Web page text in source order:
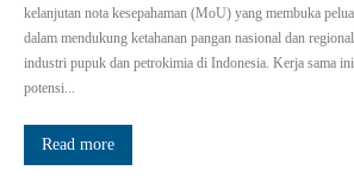
kelanjutan nota kesepahaman (MoU) yang membuka
dalam mendukung ketahanan pangan nasional dan
industri pupuk dan petrokimia di Indonesia. Kerja sama
potensi...
Read more